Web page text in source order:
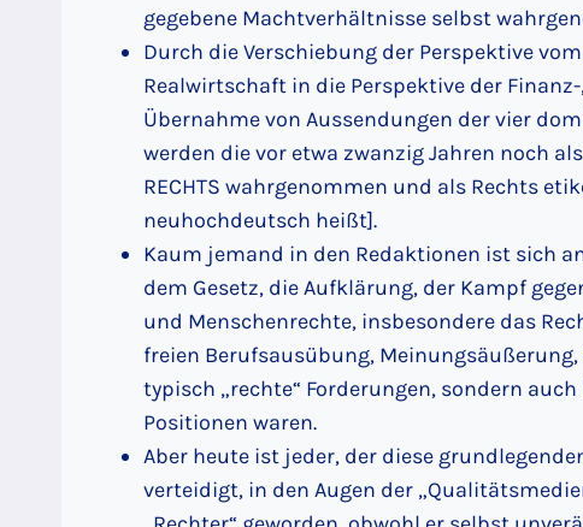
gegebene Machtverhältnisse selbst
Durch die Verschiebung der Perspektive
Realwirtschaft in die Perspektive der
Übernahme von Aussendungen der vier
werden die vor etwa zwanzig Jahren noch
RECHTS wahrgenommen und als Rechts
neuhochdeutsch heißt].
Kaum jemand in den Redaktionen ist sich
dem Gesetz, die Aufklärung, der Kampf
und Menschenrechte, insbesondere das
freien Berufsausübung,
typisch „rechte“ Forderungen, sondern
Positionen waren.
Aber heute ist jeder, der diese
verteidigt, in den Augen der